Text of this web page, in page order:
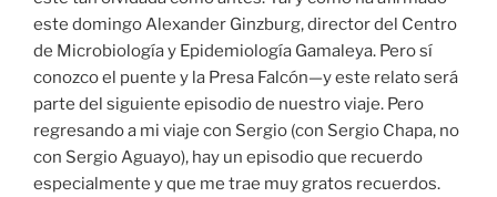
este domingo Alexander Ginzburg, director del Centro
de Microbiología y Epidemiología Gamaleya. Pero sí
conozco el puente y la Presa Falcón—y este relato será
parte del siguiente episodio de nuestro viaje. Pero
regresando a mi viaje con Sergio (con Sergio Chapa, no
con Sergio Aguayo), hay un episodio que recuerdo
especialmente y que me trae muy gratos recuerdos.